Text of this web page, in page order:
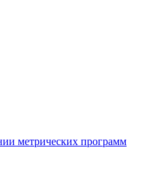
метрических программ